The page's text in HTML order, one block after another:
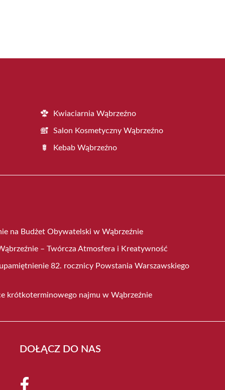
Kwiaciarnia Wąbrzeźno
Salon Kosmetyczny Wąbrzeźno
Kebab Wąbrzeźno
na Budżet Obywatelski w Wąbrzeźnie
– Twórcza Atmosfera i Kreatywność
82. rocznicy Powstania Warszawskiego
krótkoterminowego najmu w Wąbrzeźnie
DOŁĄCZ DO NAS